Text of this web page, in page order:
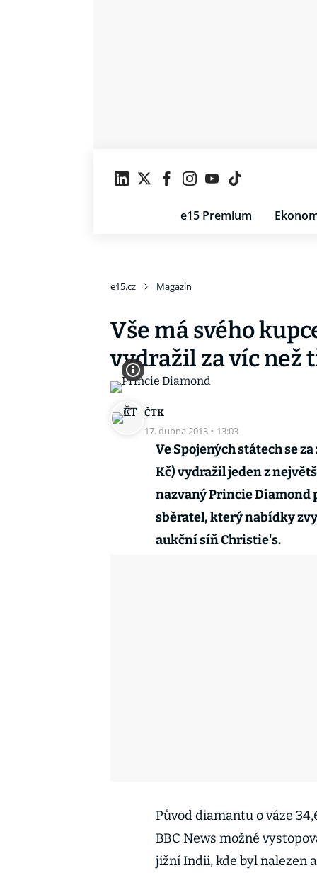
e15 Premium
e15.cz Magazín
Vše má svého
vydražil za víc
ČTK
17. dubna 2013 · 13:03
Ve Spojených státech se
Kč) vydražil jeden z
nazvaný Princie Diamond
sběratel, který nabídky
aukční síň Christie's.
Původ diamantu o váze
BBC News možné
jižní Indii, kde byl nalezen